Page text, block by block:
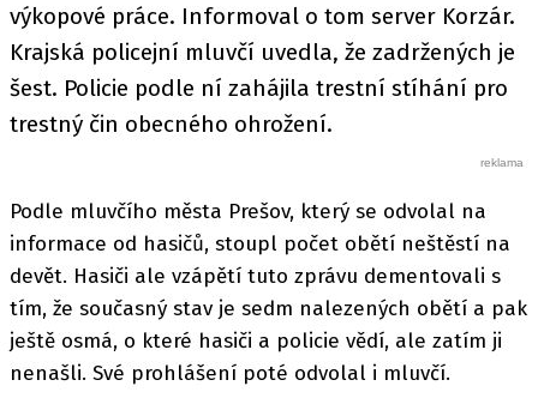
výkopové práce. Informoval o tom server Korzár.
Krajská policejní mluvčí uvedla, že zadržených je
šest. Policie podle ní zahájila trestní stíhání pro
trestný čin obecného ohrožení.
Podle mluvčího města Prešov, který se odvolal na
informace od hasičů, stoupl počet obětí neštěstí na
devět. Hasiči ale vzápětí tuto zprávu dementovali s
tím, že současný stav je sedm nalezených obětí a pak
ještě osmá, o které hasiči a policie vědí, ale zatím ji
nenašli. Své prohlášení poté odvolal i mluvčí.